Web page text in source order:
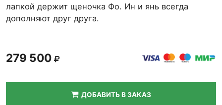
лапкой держит щеночка Фо. Ин и янь всегда
дополняют друг друга.
279 500
ДОБАВИТЬ В ЗАКАЗ